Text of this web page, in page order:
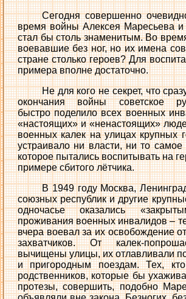
Сегодня совершенно
время войны Алексея Маресьева и
стал бы столь знаменитым. Во
воевавшие без ног, но их имена
стране столько героев? Для
примера вполне достаточно.
Не для кого не секрет, что
окончания войны советское
быстро поделило всех военных
«настоящих» и «ненастоящих»
военных калек на улицах крупных
устраивало ни власти, ни то самое
которое пытались воспитывать на
примере сбитого лётчика.
В 1949 году Москва,
союзных республик и другие
одночасье оказались
проживания военных инвалидов –
вчера воевал за их освобождение
захватчиков. От калек-
вычищены улицы, их отлавливали
и пригородным поездам. Тех,
родственников, которые бы
протезы, совершить, подобно